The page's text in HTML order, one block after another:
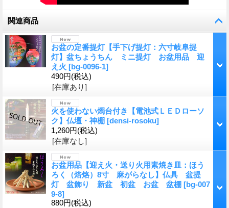
関連商品
お盆の定番提灯【手下げ提灯：六寸岐阜提
灯】盆ちょうちん ミニ提灯 お盆用品 迎
え火 [bg-0096-1]
490円(税込)
[在庫あり]
火を使わない燭台付き【電池式ＬＥＤローソ
ク】仏壇・神棚 [densi-rosoku]
1,260円(税込)
[在庫なし]
お盆用品【迎え火・送り火用素焼き皿：ほう
ろく（焙烙）8寸 麻がらなし】仏具 盆提
灯 盆飾り 新盆 初盆 お盆 盆棚 [bg-007
9-8]
880円(税込)